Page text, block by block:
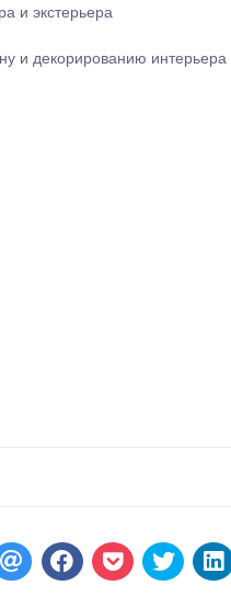
и экстерьера
и декорированию интерьера